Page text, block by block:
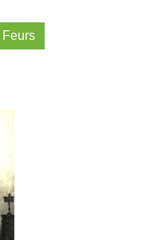
Feurs